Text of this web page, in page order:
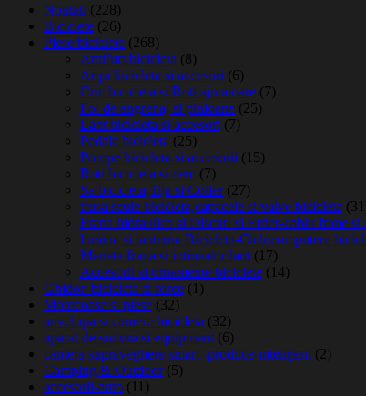
Noutati (228)
Biciclete (26)
Piese biciclete (268)
Antifurt bicicleta (8)
Aripi bicicleta si accesori (6)
Cric bicicleta si Roti ajutatoare (7)
Foi de angrenaj si pinioane (25)
Lant bicicleta si accesori (7)
Pedale bicicleta (25)
Pompe bicicleta si accesorii (15)
Roti bicicleta si cerc (7)
Sa bicicleta,Tija si Colier (27)
trusa scule bicicleta,capacele si valve bicicleta
Frana hidraulica si Discuri si Etrier-cablu frane si
lumina si lanterna Bicicleta-Ciclocomputere
Maneta frana si intinzator lant (17)
Accesorii si ornamente biciclete (14)
Ghidon bicicleta si force (1)
Motocoase si piese (32)
anvelopa si camere bicicleta (32)
aparat de sudura si equipment (6)
camera supraveghere smart -produce-inteligent (2)
Camping & Outdoor (5)
accesorii-auto (11)